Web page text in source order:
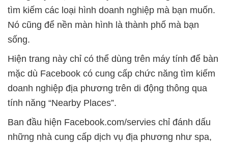
tìm kiếm các loại hình doanh nghiệp mà bạn muốn.
Nó cũng để nền màn hình là thành phố mà bạn
sống.
Hiện trang này chỉ có thể dùng trên máy tính để bàn
mặc dù Facebook có cung cấp chức năng tìm kiếm
doanh nghiệp địa phương trên di động thông qua
tính năng “Nearby Places”.
Ban đầu hiện Facebook.com/servies chỉ đánh dấu
những nhà cung cấp dịch vụ địa phương như spa,